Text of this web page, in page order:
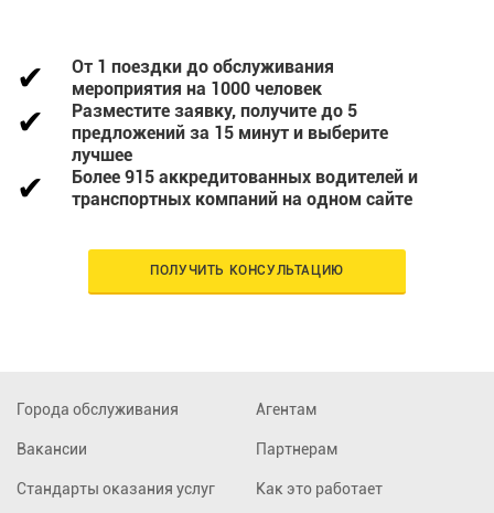
От 1 поездки до обслуживания
мероприятия на 1000 человек
Разместите заявку, получите до 5
предложений за 15 минут и выберите
лучшее
Более 915 аккредитованных водителей и
транспортных компаний на одном сайте
ПОЛУЧИТЬ КОНСУЛЬТАЦИЮ
Города обслуживания
Вакансии
Стандарты оказания услуг
Агентам
Партнерам
Как это работает